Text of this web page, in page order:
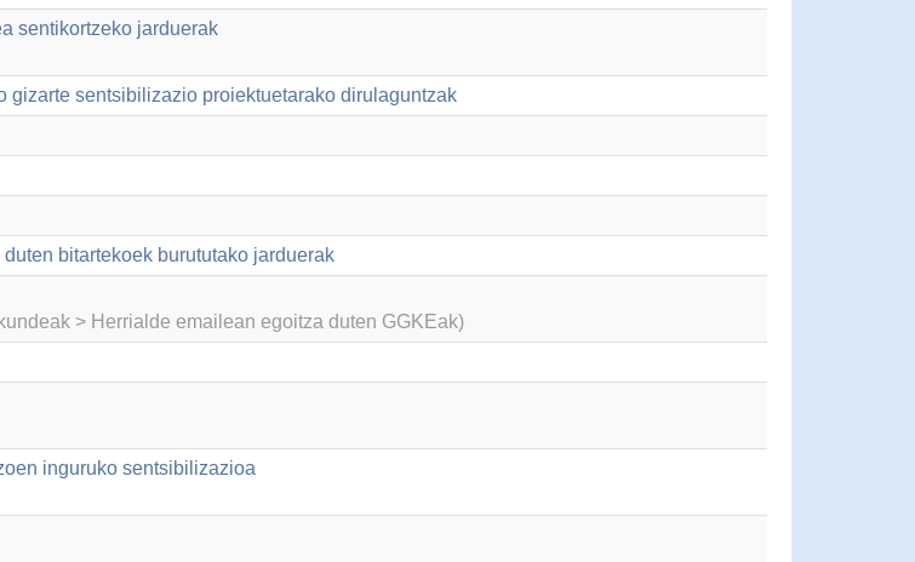
sentikortzeko jarduerak
gizarte sentsibilizazio proiektuetarako dirulaguntzak
bitartekoek burututako jarduerak
> Herrialde emailean egoitza duten GGKEak)
inguruko sentsibilizazioa